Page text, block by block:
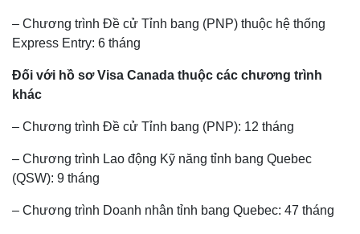
– Chương trình Đề cử Tỉnh bang (PNP) thuộc hệ thống
Express Entry: 6 tháng
Đối với hồ sơ Visa Canada thuộc các chương trình
khác
– Chương trình Đề cử Tỉnh bang (PNP): 12 tháng
– Chương trình Lao động Kỹ năng tỉnh bang Quebec
(QSW): 9 tháng
– Chương trình Doanh nhân tỉnh bang Quebec: 47 tháng